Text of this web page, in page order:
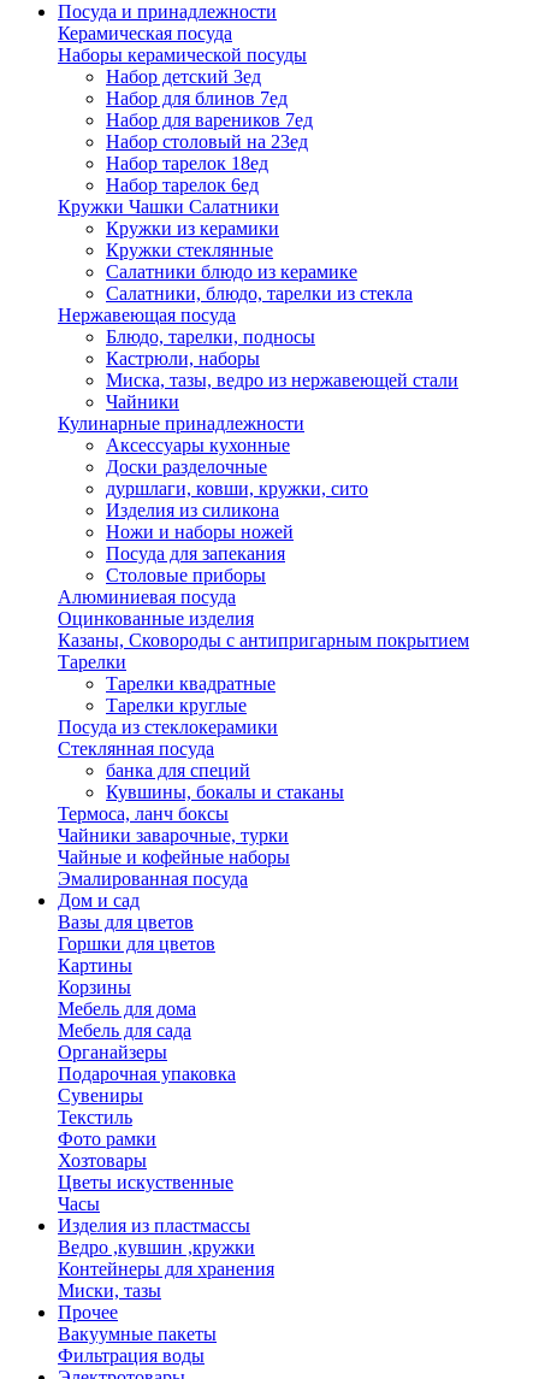
Посуда и принадлежности
Керамическая посуда
Наборы керамической посуды
Набор детский 3ед
Набор для блинов 7ед
Набор для вареников 7ед
Набор столовый на 23ед
Набор тарелок 18ед
Набор тарелок 6ед
Кружки Чашки Салатники
Кружки из керамики
Кружки стеклянные
Салатники блюдо из керамике
Салатники, блюдо, тарелки из стекла
Нержавеющая посуда
Блюдо, тарелки, подносы
Кастрюли, наборы
Миска, тазы, ведро из нержавеющей стали
Чайники
Кулинарные принадлежности
Аксессуары кухонные
Доски разделочные
дуршлаги, ковши, кружки, сито
Изделия из силикона
Ножи и наборы ножей
Посуда для запекания
Столовые приборы
Алюминиевая посуда
Оцинкованные изделия
Казаны, Сковороды с антипригарным покрытием
Тарелки
Тарелки квадратные
Тарелки круглые
Посуда из стеклокерамики
Стеклянная посуда
банка для специй
Кувшины, бокалы и стаканы
Термоса, ланч боксы
Чайники заварочные, турки
Чайные и кофейные наборы
Эмалированная посуда
Дом и сад
Вазы для цветов
Горшки для цветов
Картины
Корзины
Мебель для дома
Мебель для сада
Органайзеры
Подарочная упаковка
Сувениры
Текстиль
Фото рамки
Хозтовары
Цветы искуственные
Часы
Изделия из пластмассы
Ведро ,кувшин ,кружки
Контейнеры для хранения
Миски, тазы
Прочее
Вакуумные пакеты
Фильтрация воды